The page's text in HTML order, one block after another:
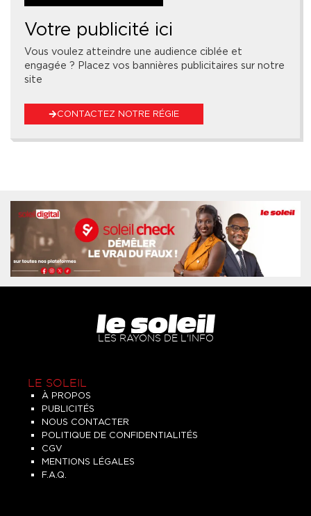
Votre publicité ici
Vous voulez atteindre une audience ciblée et
engagée ? Placez vos bannières publicitaires sur notre
site
CONTACTEZ NOTRE RÉGIE
LES RAYONS DE L'INFO
LE SOLEIL
À PROPOS
PUBLICITÉS
NOUS CONTACTER
POLITIQUE DE CONFIDENTIALITÉS
CGV
MENTIONS LÉGALES
F.A.Q.